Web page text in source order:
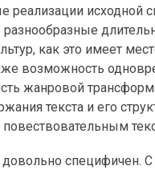
реализации исходной
как это имеет
возможность
жанровой
текста и его
специфичен.